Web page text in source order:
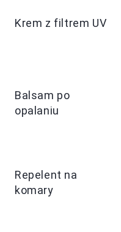
Krem z filtrem UV
Balsam po
opalaniu
Repelent na
komary